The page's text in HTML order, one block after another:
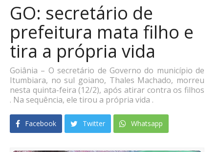
GO: secretário de
prefeitura mata filho e
tira a própria vida
Goiânia – O secretário de Governo do município de
Itumbiara, no sul goiano, Thales Machado, morreu
nesta quinta-feira (12/2), após atirar contra os filhos
. Na sequência, ele tirou a própria vida .
Facebook Twitter Whatsapp